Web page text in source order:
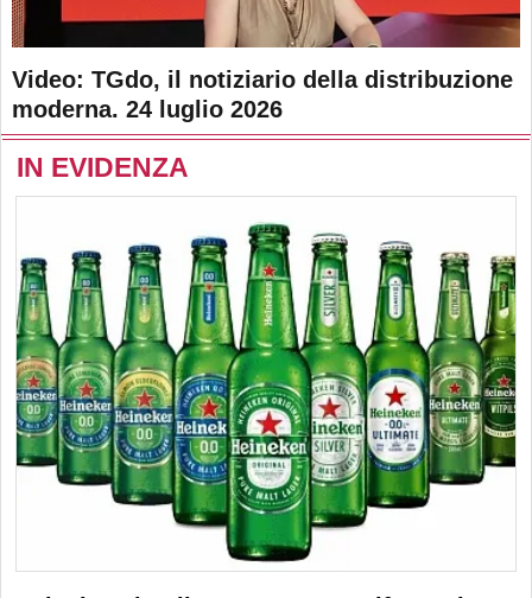
Video: TGdo, il notiziario della distribuzione
moderna. 24 luglio 2026
IN EVIDENZA